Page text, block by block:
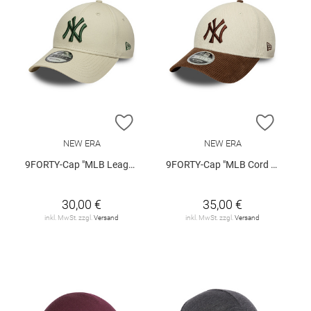
ZUR WUNSCHLISTE HINZUFÜGEN
NEW ERA
9FORTY-Cap "MLB League Essential New York Yankees"
30,00 €
inkl. MwSt. zzgl. Versand
ZUR
NEW ERA
9FORTY-Cap "MLB Cord New York Yankees"
35,00 €
inkl. MwSt. zzgl. Versand